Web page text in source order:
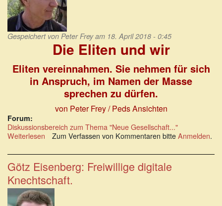
herauskommt
Gespeichert von Peter Freyam 18. April 2018 - 0:45
Die Eliten und wir
Eliten vereinnahmen. Sie nehmen für sich
in Anspruch, im Namen der Masse
sprechen zu dürfen.
von Peter Frey / Peds Ansichten
Forum:
Diskussionsbereich zum Thema "Neue Gesellschaft..."
Weiterlesen über
Eliten
und
wir.
Eliten
vereinnahmen.
Zum Verfassen von Kommentaren bitteAnmelden.
Götz Eisenberg: Freiwillige digitale
Knechtschaft.